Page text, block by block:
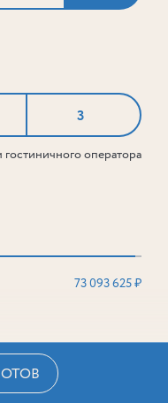
3
оператора
73 093 625 ₽